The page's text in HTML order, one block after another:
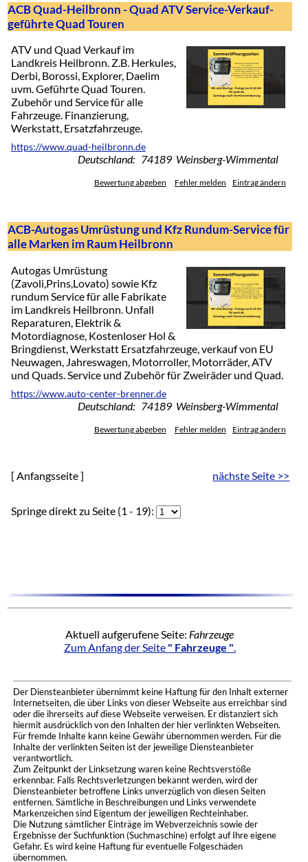
ACB Quad-Heilbronn - Quad ATV Service-Verkauf-
geführte Quad Touren
ATV und Quad Verkauf im
Landkreis Heilbronn. Z.B. Herkules,
Derbi, Borossi, Explorer, Daelim
uvm. Geführte Quad Touren.
Zubehör und Service für alle
Fahrzeuge. Finanzierung,
Werkstatt, Ersatzfahrzeuge.
https://www.quad-heilbronn.de
Deutschland: 74189 Weinsberg-Wimmental
Bewertung abgeben Fehler melden Eintrag ändern
ACB-Autogas Umrüstung und Kfz Rundum-Service für
alle Marken im Raum Heilbronn
Autogas Umrüstung
(Zavoli,Prins,Lovato) sowie Kfz
rundum Service für alle Fabrikate
im Landkreis Heilbronn. Unfall
Reparaturen, Elektrik &
Motordiagnose, Kostenloser Hol &
Bringdienst, Werkstatt Ersatzfahrzeuge, verkauf von EU
Neuwagen, Jahreswagen, Motorroller, Motorräder, ATV
und Quads. Service und Zubehör für Zweiräder und Quad.
https://www.auto-center-brenner.de
Deutschland: 74189 Weinsberg-Wimmental
Bewertung abgeben Fehler melden Eintrag ändern
[ Anfangsseite ] nächste Seite >>
Springe direkt zu Seite (1 - 19):
Aktuell aufgerufene Seite: Fahrzeuge
Zum Anfang der Seite " Fahrzeuge "
Der Diensteanbieter übernimmt keine Haftung für den Inhalt externer
Internetseiten, die über Links von dieser Webseite aus erreichbar sind
oder die ihrerseits auf diese Webseite verweisen. Er distanziert sich
hiermit ausdrücklich von den Inhalten der hier verlinkten Webseiten.
Für fremde Inhalte kann keine Gewähr übernommen werden. Für die
Inhalte der verlinkten Seiten ist der jeweilige Diensteanbieter
verantwortlich.
Zum Zeitpunkt der Linksetzung waren keine Rechtsverstöße
erkennbar. Falls Rechtsverletzungen bekannt werden, wird der
Diensteanbieter betroffene Links unverzüglich von diesen Seiten
entfernen. Sämtliche in Beschreibungen und Links verwendete
Markenzeichen sind Eigentum der jeweiligen Rechteinhaber.
Die Nutzung sämtlicher Einträge im Webverzeichnis sowie der
Ergebnisse der Suchfunktion (Suchmaschine) erfolgt auf Ihre eigene
Gefahr. Es wird keine Haftung für eventuelle Folgeschäden
übernommen.